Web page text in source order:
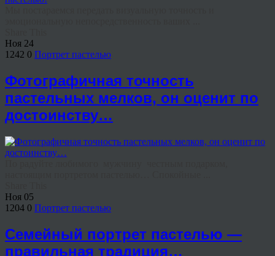
Ноя 24
1242 0 Портрет пастелью
Фотографичная точность
пастельных мелков, он оценит по
достоинству…
Ноя 05
1204 0 Портрет пастелью
Семейный портрет пастелью —
правильная традиция…